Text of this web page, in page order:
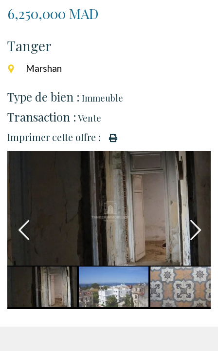
6,250,000 MAD
Tanger
Marshan
Type de bien : Immeuble
Transaction : Vente
Imprimer cette offre :